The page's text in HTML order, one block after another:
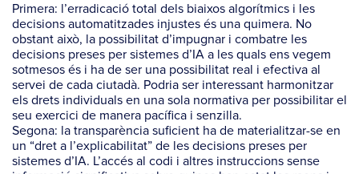
Primera: l’erradicació total dels biaixos algorítmics i les
decisions automatitzades injustes és una quimera. No
obstant això, la possibilitat d’impugnar i combatre les
decisions preses per sistemes d’IA a les quals ens vegem
sotmesos és i ha de ser una possibilitat real i efectiva al
servei de cada ciutadà. Podria ser interessant harmonitzar
els drets individuals en una sola normativa per possibilitar el
seu exercici de manera pacífica i senzilla.
Segona: la transparència suficient ha de materialitzar-se en
un “dret a l’explicabilitat” de les decisions preses per
sistemes d’IA. L’accés al codi i altres instruccions sense